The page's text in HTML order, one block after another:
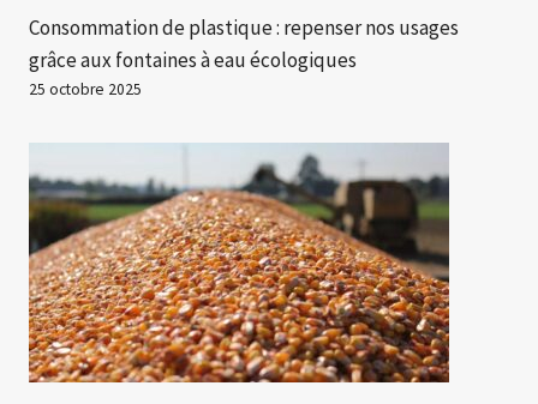
Consommation de plastique : repenser nos usages
grâce aux fontaines à eau écologiques
25 octobre 2025